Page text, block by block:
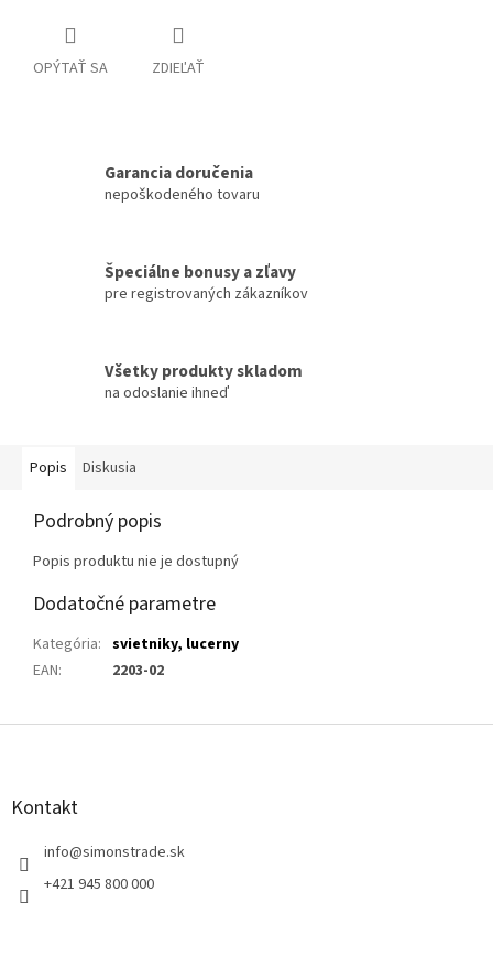
OPÝTAŤ SA ZDIEĽAŤ
Garancia doručenia
nepoškodeného tovaru
Špeciálne bonusy a zľavy
pre registrovaných zákazníkov
Všetky produkty skladom
na odoslanie ihneď
Popis Diskusia
Podrobný popis
Popis produktu nie je dostupný
Dodatočné parametre
Kategória: svietniky, lucerny
EAN: 2203-02
Z
Kontakt
info@simonstrade.sk
+421 945 800 000